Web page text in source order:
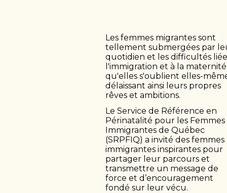
Les femmes migrantes sont
tellement submergées par
quotidien et les difficultés
l'immigration et à la maternité
qu'elles s'oublient elles-
délaissant ainsi leurs propres
rêves et ambitions.
Le Service de Référence en
Périnatalité pour les Femmes
Immigrantes de Québec
(SRPFIQ) a invité des femmes
immigrantes inspirantes pour
partager leur parcours et
transmettre un message de
force et d’encouragement
fondé sur leur vécu.